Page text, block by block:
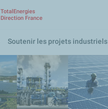
contenu
TotalEnergies
Direction France
Soutenir les projets industriels